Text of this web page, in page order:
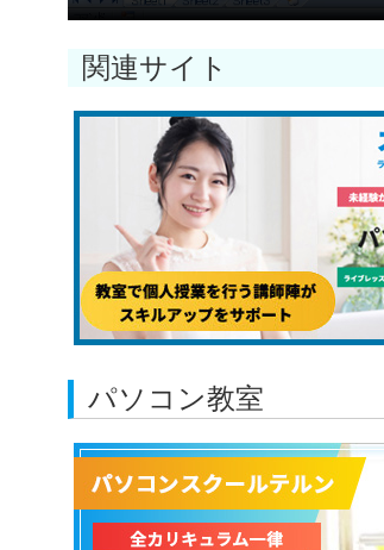
関連サイト
パソコン教室